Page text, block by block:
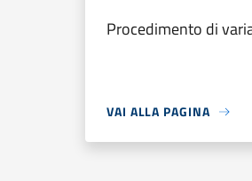
Procedimento di
VAI ALLA PAGINA